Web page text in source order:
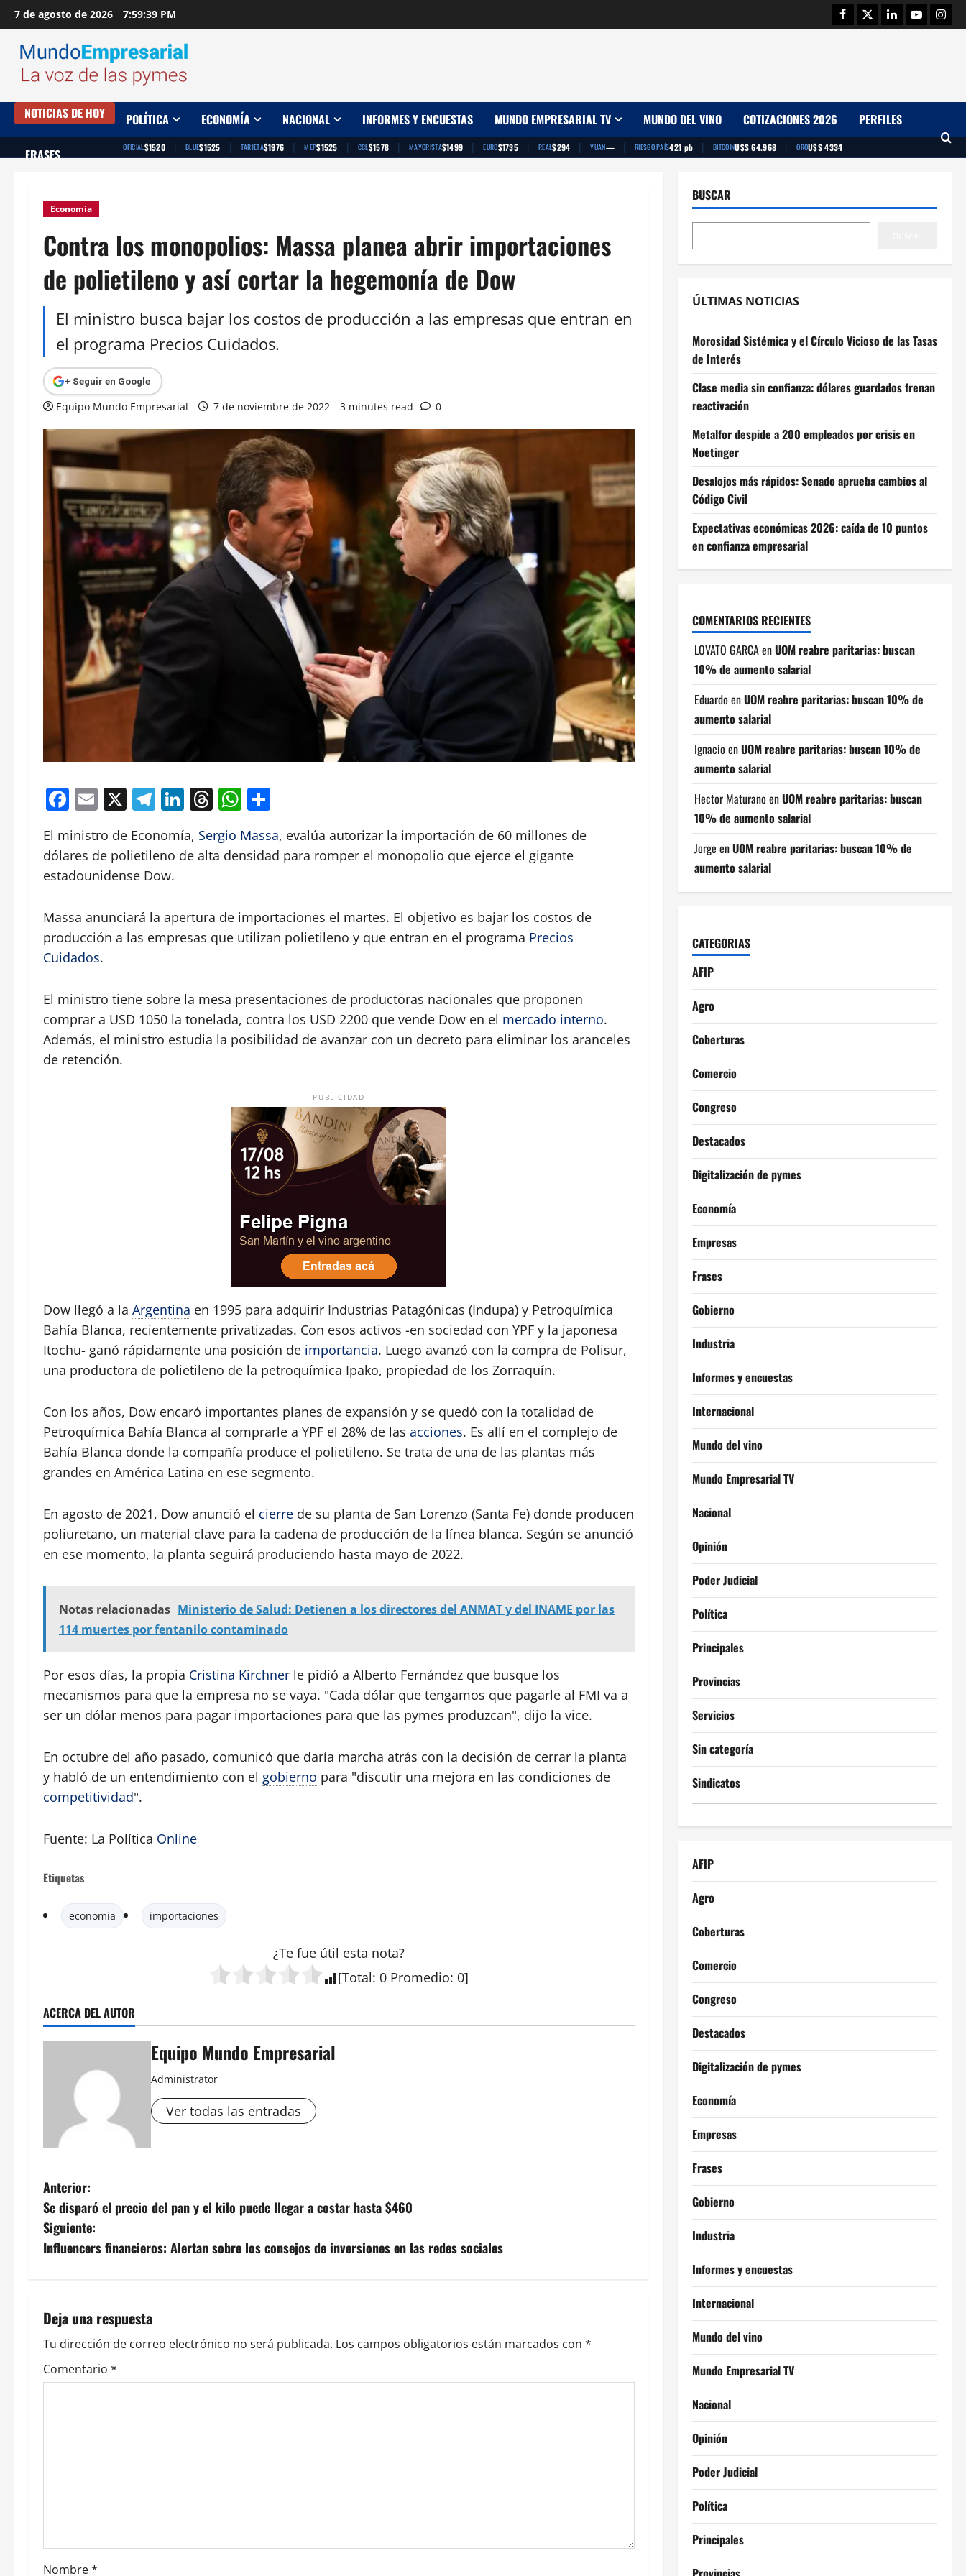
Saltar
al
contenido
7 de agosto de 2026 7:59:40 PM Facebook
TwitterLinkedinYoutube
NOTICIAS DE HOY POLÍTICA ECONOMÍA NACIONAL INFORMES Y ENCUESTAS MUNDO EMPRESARIAL TV MUNDO DEL VINO COTIZACIONES 2026 PERFILES
FRASES OFICIAL$1520 | BLUE$1525 | TARJETA$1976 | MEP$1525 | CCL$1578 | MAYORISTA$1499 | EURO$1735 | REAL$294 | YUAN— | RIESGO PAÍS421 pb | BITCOINU$S 64.968 | OROU$S 4334
Economía
Contra los monopolios: Massa planea abrir importaciones
de polietileno y así cortar la hegemonía de Dow
El ministro busca bajar los costos de producción a las empresas que entran en
el programa Precios Cuidados.
+ Seguir en Google
Equipo Mundo Empresarial 7 de noviembre de 2022 3 minutes read 0
Facebook
Email
X Telegram
LinkedIn
Threads
WhatsApp
El ministro de Economía, Sergio Massa, evalúa autorizar la importación de 60 millones de
dólares de polietileno de alta densidad para romper el monopolio que ejerce el gigante
estadounidense Dow.
Massa anunciará la apertura de importaciones el martes. El objetivo es bajar los costos de
producción a las empresas que utilizan polietileno y que entran en el programa Precios
Cuidados.
El ministro tiene sobre la mesa presentaciones de productoras nacionales que proponen
comprar a USD 1050 la tonelada, contra los USD 2200 que vende Dow en el mercado interno.
Además, el ministro estudia la posibilidad de avanzar con un decreto para eliminar los aranceles
de retención.
PUBLICIDAD
Dow llegó a la Argentina en 1995 para adquirir Industrias Patagónicas (Indupa) y Petroquímica
Bahía Blanca, recientemente privatizadas. Con esos activos -en sociedad con YPF y la japonesa
Itochu- ganó rápidamente una posición de importancia. Luego avanzó con la compra de Polisur,
una productora de polietileno de la petroquímica Ipako, propiedad de los Zorraquín.
Con los años, Dow encaró importantes planes de expansión y se quedó con la totalidad de
Petroquímica Bahía Blanca al comprarle a YPF el 28% de las acciones. Es allí en el complejo de
Bahía Blanca donde la compañía produce el polietileno. Se trata de una de las plantas más
grandes en América Latina en ese segmento.
En agosto de 2021, Dow anunció el cierre de su planta de San Lorenzo (Santa Fe) donde producen
poliuretano, un material clave para la cadena de producción de la línea blanca. Según se anunció
en ese momento, la planta seguirá produciendo hasta mayo de 2022.
Notas relacionadas Ministerio de Salud: Detienen a los directores del ANMAT y del INAME por las
114 muertes por fentanilo contaminado
Por esos días, la propia Cristina Kirchner le pidió a Alberto Fernández que busque los
mecanismos para que la empresa no se vaya. "Cada dólar que tengamos que pagarle al FMI va a
ser un dólar menos para pagar importaciones para que las pymes produzcan", dijo la vice.
En octubre del año pasado, comunicó que daría marcha atrás con la decisión de cerrar la planta
y habló de un entendimiento con el gobierno para "discutir una mejora en las condiciones de
competitividad".
Fuente: La Política Online
Etiquetas
economia importaciones
¿Te fue útil esta nota?
[Total: 0 Promedio: 0]
ACERCA DEL AUTOR
Equipo Mundo Empresarial
Administrator
Ver todas las entradas
N
a
v
g
a
c
e
Anterior:
Se disparó el precio del pan y el kilo puede llegar a costar hasta $460
Siguiente:
Influencers financieros: Alertan sobre los consejos de inversiones en las redes sociales
Deja una respuesta
Tu dirección de correo electrónico no será publicada. Los campos obligatorios están marcados con *
Comentario *
Nombre*
BUSCAR
ÚLTIMAS NOTICIAS
Morosidad Sistémica y el Círculo Vicioso de las Tasas
de Interés
Clase media sin confianza: dólares guardados frenan
reactivación
Metalfor despide a 200 empleados por crisis en
Noetinger
Desalojos más rápidos: Senado aprueba cambios al
Código Civil
Expectativas económicas 2026: caída de 10 puntos
en confianza empresarial
COMENTARIOS RECIENTES
LOVATO GARCAenUOM reabre paritarias: buscan
10% de aumento salarial
Eduardo enUOM reabre paritarias: buscan 10% de
aumento salarial
Ignacio enUOM reabre paritarias: buscan 10% de
aumento salarial
Hector Maturano enUOM reabre paritarias: buscan
10% de aumento salarial
Jorge enUOM reabre paritarias: buscan 10% de
aumento salarial
CATEGORIAS
AFIP
Agro
Coberturas
Comercio
Congreso
Destacados
Digitalización de pymes
Economía
Empresas
Frases
Gobierno
Industria
Informes y encuestas
Internacional
Mundo del vino
Mundo Empresarial TV
Nacional
Opinión
Poder Judicial
Política
Principales
Provincias
Servicios
Sin categoría
Sindicatos
AFIP
Agro
Coberturas
Comercio
Congreso
Destacados
Digitalización de pymes
Economía
Empresas
Frases
Gobierno
Industria
Informes y encuestas
Internacional
Mundo del vino
Mundo Empresarial TV
Nacional
Opinión
Poder Judicial
Política
Principales